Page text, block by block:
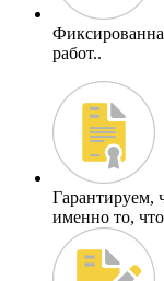
работ..
Гарантируем,
именно то,